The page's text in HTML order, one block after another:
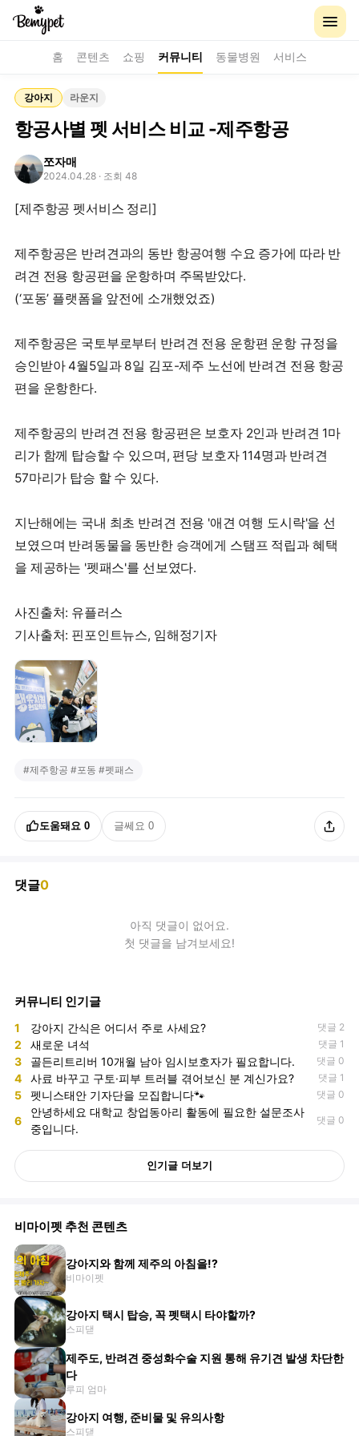
홈 콘텐츠 쇼핑 커뮤니티 동물병원 서비스
강아지 라운지
항공사별 펫 서비스 비교 -제주항공
쪼자매
2024.04.28 · 조회 48
[제주항공 펫서비스 정리]
제주항공은 반려견과의 동반 항공여행 수요 증가에 따라 반
려견 전용 항공편을 운항하며 주목받았다.
(‘포동’ 플랫폼을 앞전에 소개했었죠)
제주항공은 국토부로부터 반려견 전용 운항편 운항 규정을
승인받아 4월5일과 8일 김포-제주 노선에 반려견 전용 항공
편을 운항한다.
제주항공의 반려견 전용 항공편은 보호자 2인과 반려견 1마
리가 함께 탑승할 수 있으며, 편당 보호자 114명과 반려견
57마리가 탑승 할 수 있다.
지난해에는 국내 최초 반려견 전용 '애견 여행 도시락'을 선
보였으며 반려동물을 동반한 승객에게 스탬프 적립과 혜택
을 제공하는 '펫패스'를 선보였다.
사진출처: 유플러스
기사출처: 핀포인트뉴스, 임해정기자
#제주항공 #포동 #펫패스
도움돼요 0 글쎄요 0
댓글0
아직 댓글이 없어요.
첫 댓글을 남겨보세요!
커뮤니티 인기글
1 강아지 간식은 어디서 주로 사세요? 댓글 2
2 새로운 녀석 댓글 1
3 골든리트리버 10개월 남아 임시보호자가 필요합니다. 댓글 0
4 사료 바꾸고 구토·피부 트러블 겪어보신 분 계신가요? 댓글 1
5 펫니스태안 기자단을 모집합니다🐾 댓글 0
6
안녕하세요 대학교 창업동아리 활동에 필요한 설문조사
중입니다.
댓글 0
인기글 더보기
비마이펫 추천 콘텐츠
강아지와 함께 제주의 아침을!?
비마이펫
강아지 택시 탑승, 꼭 펫택시 타야할까?
스피댇
제주도, 반려견 중성화수술 지원 통해 유기견 발생 차단한
다
루피 엄마
강아지 여행, 준비물 및 유의사항
스피댇